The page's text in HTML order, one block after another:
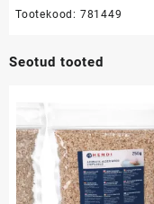
Tootekood: 781449
Seotud tooted